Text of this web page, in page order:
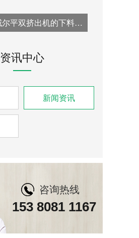
南京科隆威尔平双挤出机的下料口改造方案：针对喂料瓶颈问题的专业技术解决方案
资讯中心
新闻资讯
咨询热线
153 8081 1167